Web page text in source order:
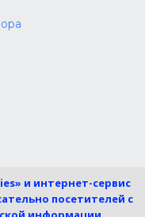
и интернет-сервис
посетителей с